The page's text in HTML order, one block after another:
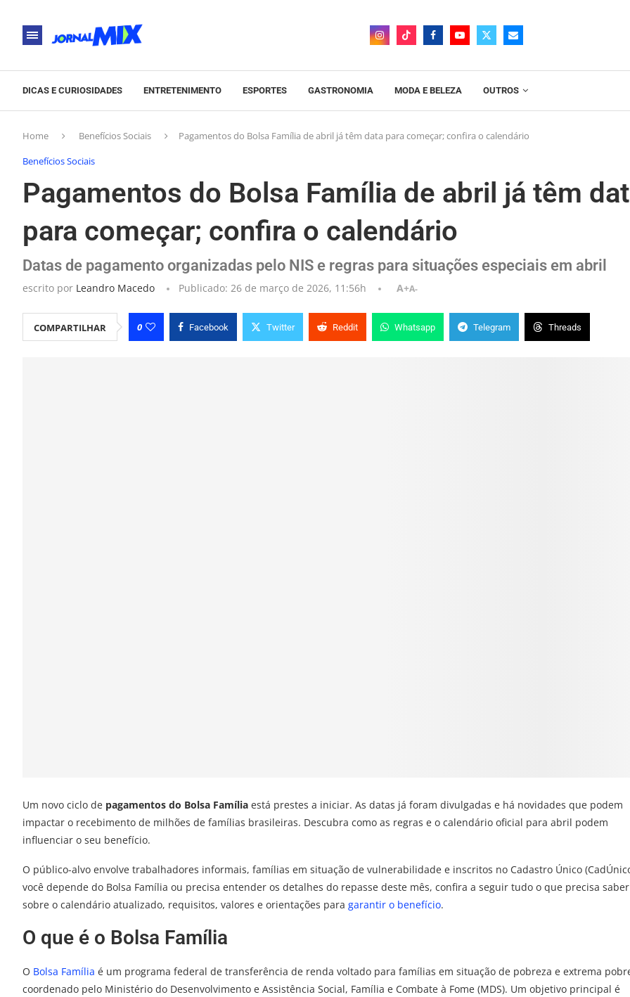
DICAS E CURIOSIDADES ENTRETENIMENTO ESPORTES GASTRONOMIA MODA E BELEZA OUTROS
Home Benefícios Sociais
Pagamentos do Bolsa Família de abril já têm data para começar; confira o calendário
Benefícios Sociais
Pagamentos do Bolsa Família de abril já têm
para começar; confira o calendário
Datas de pagamento organizadas pelo NIS e regras para situações especiais em abril
escrito por Leandro Macedo Publicado: 26 de março de 2026, 11:56h A+A-
COMPARTILHAR 0 Facebook Twitter Reddit Whatsapp Telegram Threads
Um novo ciclo de pagamentos do Bolsa Família está prestes a iniciar. As datas já foram divulgadas e há novidades que podem
impactar o recebimento de milhões de famílias brasileiras. Descubra como as regras e o calendário oficial para abril podem
influenciar o seu benefício.
O público-alvo envolve trabalhadores informais, famílias em situação de vulnerabilidade e inscritos no Cadastro Único
você depende do Bolsa Família ou precisa entender os detalhes do repasse deste mês, confira a seguir tudo o que precisa saber
sobre o calendário atualizado, requisitos, valores e orientações para garantir o benefício.
O que é o Bolsa Família
O Bolsa Família é um programa federal de transferência de renda voltado para famílias em situação de pobreza e extrema
coordenado pelo Ministério do Desenvolvimento e Assistência Social, Família e Combate à Fome (MDS). Um objetivo principal é